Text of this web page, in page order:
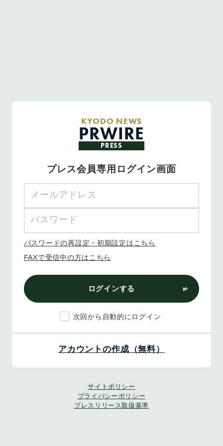
KYODO NEWS
PRWIRE
PRESS
プレス会員専用ログイン画面
パスワードの再設定・初期設定はこちら
FAXで受信中の方はこちら
ログインする
次回から自動的にログイン
アカウントの作成（無料）
サイトポリシー
プライバシーポリシー
プレスリリース取扱基準